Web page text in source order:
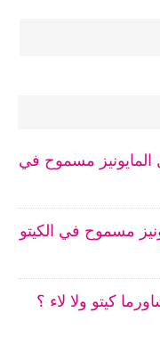
مسموح في
مسموح في الكيتو
كيتو ولا لاء ؟